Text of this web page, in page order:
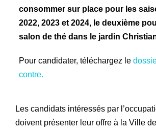
consommer sur place pour les
2022, 2023 et 2024, le deuxième
salon de thé dans le jardin
Pour candidater, téléchargez le
contre.
Les candidats intéressés par
doivent présenter leur offre à la Ville